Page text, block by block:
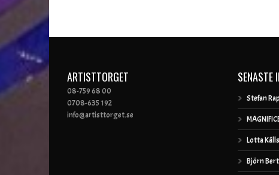
ARTISTTORGET
08-759 68 00
0708-635 192
info@artisttorget.se
SENASTE
Stefan
Lotta
Björn